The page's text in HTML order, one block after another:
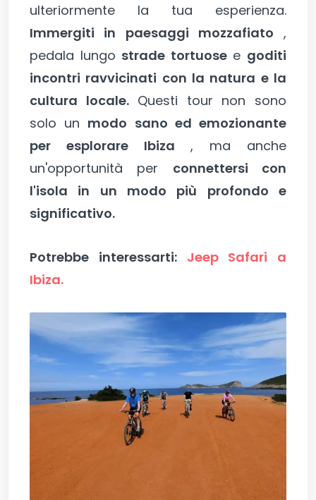
ulteriormente la tua esperienza.
Immergiti in paesaggi mozzafiato ,
pedala lungo strade tortuosee goditi
incontri ravvicinati con la natura e la
cultura locale.Questi tour non sono
solo un modo sano ed emozionante
per esplorare Ibiza , ma anche
un'opportunità per connettersi con
l'isola in un modo più profondo e
significativo.
Potrebbe interessarti: Jeep Safari a
Ibiza.